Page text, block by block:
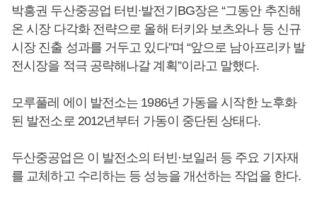
박흥권 두산중공업 터빈∙발전기BG장은 “그동안 추진해
온 시장 다각화 전략으로 올해 터키와 보츠와나 등 신규
시장 진출 성과를 거두고 있다”며 “앞으로 남아프리카 발
전시장을 적극 공략해나갈 계획”이라고 말했다.
모루풀레 에이 발전소는 1986년 가동을 시작한 노후화
된 발전소로 2012년부터 가동이 중단된 상태다.
두산중공업은 이 발전소의 터빈·보일러 등 주요 기자재
를 교체하고 수리하는 등 성능을 개선하는 작업을 한다.